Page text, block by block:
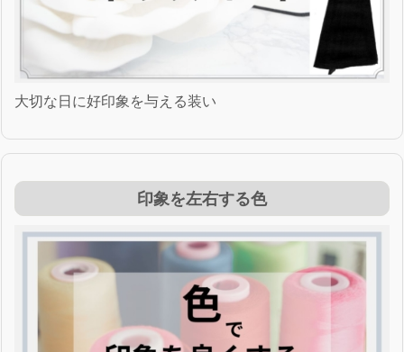
大切な日に好印象を与える装い
印象を左右する色